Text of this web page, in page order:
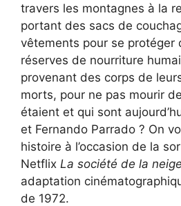
travers les montagnes à la
portant des sacs de
vêtements pour se protéger
réserves de nourriture
provenant des corps de
morts, pour ne pas mourir
étaient et qui sont
et Fernando Parrado ? On
histoire à l’occasion de la
Netflix La société de la neige
adaptation
de 1972.